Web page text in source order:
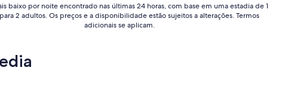
baixo por noite encontrado nas últimas 24 horas, com base em uma estadia de 1
2 adultos. Os preços e a disponibilidade estão sujeitos a alterações. Termos
adicionais se aplicam.